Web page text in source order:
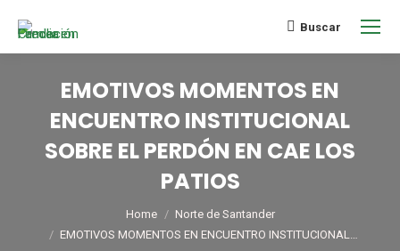
Buscar
EMOTIVOS MOMENTOS EN
ENCUENTRO INSTITUCIONAL
SOBRE EL PERDÓN EN CAE LOS
PATIOS
Home
Norte de Santander
EMOTIVOS MOMENTOS EN ENCUENTRO INSTITUCIONAL…